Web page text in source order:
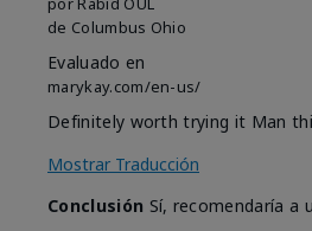
de Columbus Ohio
Evaluado en
marykay.com/en-us/
Definitely worth trying it Man
Mostrar Traducción
Conclusión Sí, recomendaría a